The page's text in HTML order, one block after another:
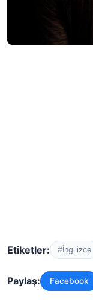
Etiketler: #İngilizce
Paylaş: Facebook